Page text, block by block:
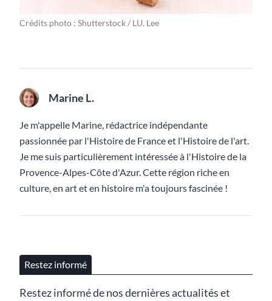
Crédits photo : Shutterstock / LU. Lee
Marine L.
Je m'appelle Marine, rédactrice indépendante
passionnée par l'Histoire de France et l'Histoire de l'art.
Je me suis particulièrement intéressée à l'Histoire de la
Provence-Alpes-Côte d'Azur. Cette région riche en
culture, en art et en histoire m'a toujours fascinée !
Restez informé
Restez informé de nos dernières actualités et